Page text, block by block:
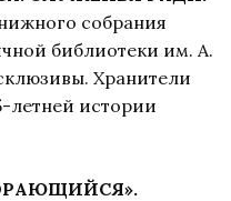
собрания
библиотеки им. А.
Хранители
летней истории